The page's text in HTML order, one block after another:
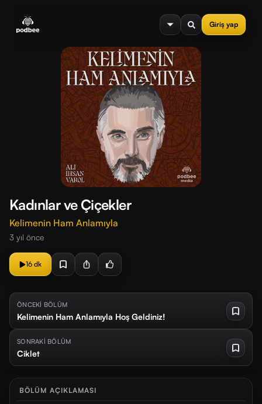
Giriş yap
menu
Kadınlar ve Çiçekler
Kelimenin Ham Anlamıyla
3 yıl önce
16 dk
ÖNCEKİ BÖLÜM
Kelimenin Ham Anlamıyla Hoş Geldiniz!
SONRAKİ BÖLÜM
Ciklet
BÖLÜM AÇIKLAMASI